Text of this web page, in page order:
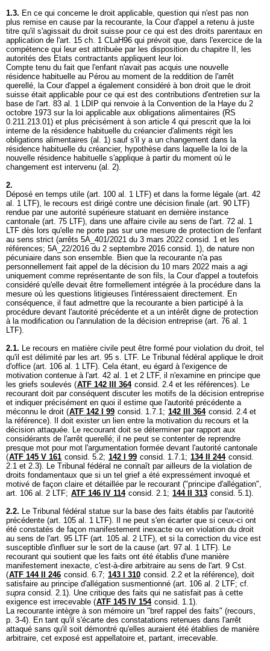
1.3. En ce qui concerne le droit applicable, question qui n'est pas non
plus remise en cause par la recourante, la Cour d'appel a retenu à juste
titre qu'il s'agissait du droit suisse pour ce qui est des droits parentaux en
application de l'art. 15 ch. 1 CLaH96 qui prévoit que, dans l'exercice de la
compétence qui leur est attribuée par les disposition du chapitre II, les
autorités des Etats contractants appliquent leur loi.
Compte tenu du fait que l'enfant n'avait pas acquis une nouvelle
résidence habituelle au Pérou au moment de la reddition de l'arrêt
querellé, la Cour d'appel a également considéré à bon droit que le droit
suisse était applicable pour ce qui est des contributions d'entretien sur la
base de l'art. 83 al. 1 LDIP qui renvoie à la Convention de la Haye du 2
octobre 1973 sur la loi applicable aux obligations alimentaires (RS
0.211.213.01) et plus précisément à son article 4 qui prescrit que la loi
interne de la résidence habituelle du créancier d'aliments régit les
obligations alimentaires (al. 1) sauf s'il y a un changement dans la
résidence habituelle du créancier, hypothèse dans laquelle la loi de la
nouvelle résidence habituelle s'applique à partir du moment où le
changement est intervenu (al. 2).
2.
Déposé en temps utile (art. 100 al. 1 LTF) et dans la forme légale (art. 42
al. 1 LTF), le recours est dirigé contre une décision finale (art. 90 LTF)
rendue par une autorité supérieure statuant en dernière instance
cantonale (art. 75 LTF), dans une affaire civile au sens de l'art. 72 al. 1
LTF dès lors qu'elle ne porte pas sur une mesure de protection de l'enfant
au sens strict (arrêts 5A_401/2021 du 3 mars 2022 consid. 1 et les
références; 5A_22/2016 du 2 septembre 2016 consid. 1), de nature non
pécuniaire dans son ensemble. Bien que la recourante n'a pas
personnellement fait appel de la décision du 10 mars 2022 mais a agi
uniquement comme représentante de son fils, la Cour d'appel a toutefois
considéré qu'elle devait être formellement intégrée à la procédure dans la
mesure où les questions litigieuses l'intéressaient directement. En
conséquence, il faut admettre que la recourante a bien participé à la
procédure devant l'autorité précédente et a un intérêt digne de protection
à la modification ou l'annulation de la décision entreprise (art. 76 al. 1
LTF).
2.1. Le recours en matière civile peut être formé pour violation du droit, tel
qu'il est délimité par les art. 95 s. LTF. Le Tribunal fédéral applique le droit
d'office (art. 106 al. 1 LTF). Cela étant, eu égard à l'exigence de
motivation contenue à l'art. 42 al. 1 et 2 LTF, il n'examine en principe que
les griefs soulevés (ATF 142 III 364 consid. 2.4 et les références). Le
recourant doit par conséquent discuter les motifs de la décision entreprise
et indiquer précisément en quoi il estime que l'autorité précédente a
méconnu le droit (ATF 142 I 99 consid. 1.7.1; 142 III 364 consid. 2.4 et
la référence). Il doit exister un lien entre la motivation du recours et la
décision attaquée. Le recourant doit se déterminer par rapport aux
considérants de l'arrêt querellé; il ne peut se contenter de reprendre
presque mot pour mot l'argumentation formée devant l'autorité cantonale
(ATF 145 V 161 consid. 5.2; 142 I 99 consid. 1.7.1; 134 II 244 consid.
2.1 et 2.3). Le Tribunal fédéral ne connaît par ailleurs de la violation de
droits fondamentaux que si un tel grief a été expressément invoqué et
motivé de façon claire et détaillée par le recourant ("principe d'allégation",
art. 106 al. 2 LTF; ATF 146 IV 114 consid. 2.1; 144 II 313 consid. 5.1).
2.2. Le Tribunal fédéral statue sur la base des faits établis par l'autorité
précédente (art. 105 al. 1 LTF). Il ne peut s'en écarter que si ceux-ci ont
été constatés de façon manifestement inexacte ou en violation du droit
au sens de l'art. 95 LTF (art. 105 al. 2 LTF), et si la correction du vice est
susceptible d'influer sur le sort de la cause (art. 97 al. 1 LTF). Le
recourant qui soutient que les faits ont été établis d'une manière
manifestement inexacte, c'est-à-dire arbitraire au sens de l'art. 9 Cst.
(ATF 144 II 246 consid. 6.7; 143 I 310 consid. 2.2 et la référence), doit
satisfaire au principe d'allégation susmentionné (art. 106 al. 2 LTF; cf.
supra consid. 2.1). Une critique des faits qui ne satisfait pas à cette
exigence est irrecevable (ATF 145 IV 154 consid. 1.1).
La recourante intègre à son mémoire un "bref rappel des faits" (recours,
p. 3-4). En tant qu'il s'écarte des constatations retenues dans l'arrêt
attaqué sans qu'il soit démontré qu'elles auraient été établies de manière
arbitraire, cet exposé est appellatoire et, partant, irrecevable.